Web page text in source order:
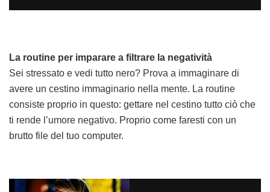
La routine per imparare a filtrare la negatività
Sei stressato e vedi tutto nero? Prova a immaginare di
avere un cestino immaginario nella mente. La routine
consiste proprio in questo: gettare nel cestino tutto ciò che
ti rende l’umore negativo. Proprio come faresti con un
brutto file del tuo computer.